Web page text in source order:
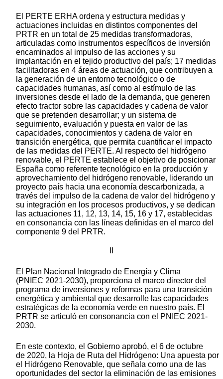
El PERTE ERHA ordena y estructura medidas y
actuaciones incluidas en distintos componentes del
PRTR en un total de 25 medidas transformadoras,
articuladas como instrumentos específicos de inversión
encaminados al impulso de las acciones y su
implantación en el tejido productivo del país; 17 medidas
facilitadoras en 4 áreas de actuación, que contribuyen a
la generación de un entorno tecnológico o de
capacidades humanas, así como al estímulo de las
inversiones desde el lado de la demanda, que generen
efecto tractor sobre las capacidades y cadena de valor
que se pretenden desarrollar; y un sistema de
seguimiento, evaluación y puesta en valor de las
capacidades, conocimientos y cadena de valor en
transición energética, que permita cuantificar el impacto
de las medidas del PERTE. Al respecto del hidrógeno
renovable, el PERTE establece el objetivo de posicionar
España como referente tecnológico en la producción y
aprovechamiento del hidrógeno renovable, liderando un
proyecto país hacia una economía descarbonizada, a
través del impulso de la cadena de valor del hidrógeno y
su integración en los procesos productivos, y se dedican
las actuaciones 11, 12, 13, 14, 15, 16 y 17, establecidas
en consonancia con las líneas definidas en el marco del
componente 9 del PRTR.
El Plan Nacional Integrado de Energía y Clima
(PNIEC 2021-2030), proporciona el marco director del
programa de inversiones y reformas para una transición
energética y ambiental que desarrolle las capacidades
estratégicas de la economía verde en nuestro país. El
PRTR se articuló en consonancia con el PNIEC 2021-
2030.
En este contexto, el Gobierno aprobó, el 6 de octubre
de 2020, la Hoja de Ruta del Hidrógeno: Una apuesta por
el Hidrógeno Renovable, que señala como una de las
oportunidades del sector la eliminación de las emisiones